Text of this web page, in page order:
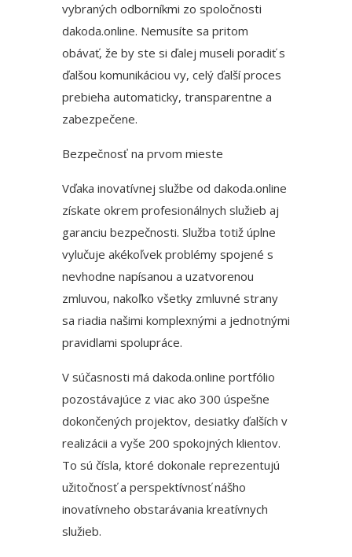
vybraných odborníkmi zo spoločnosti
dakoda.online. Nemusíte sa pritom
obávať, že by ste si ďalej museli poradiť s
ďalšou komunikáciou vy, celý ďalší proces
prebieha automaticky, transparentne a
zabezpečene.
Bezpečnosť na prvom mieste
Vďaka inovatívnej službe od dakoda.online
získate okrem profesionálnych služieb aj
garanciu bezpečnosti. Služba totiž úplne
vylučuje akékoľvek problémy spojené s
nevhodne napísanou a uzatvorenou
zmluvou, nakoľko všetky zmluvné strany
sa riadia našimi komplexnými a jednotnými
pravidlami spolupráce.
V súčasnosti má dakoda.online portfólio
pozostávajúce z viac ako 300 úspešne
dokončených projektov, desiatky ďalších v
realizácii a vyše 200 spokojných klientov.
To sú čísla, ktoré dokonale reprezentujú
užitočnosť a perspektívnosť nášho
inovatívneho obstarávania kreatívnych
služieb.